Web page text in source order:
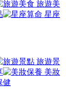
旅遊美
星座
旅遊景
美妝
健